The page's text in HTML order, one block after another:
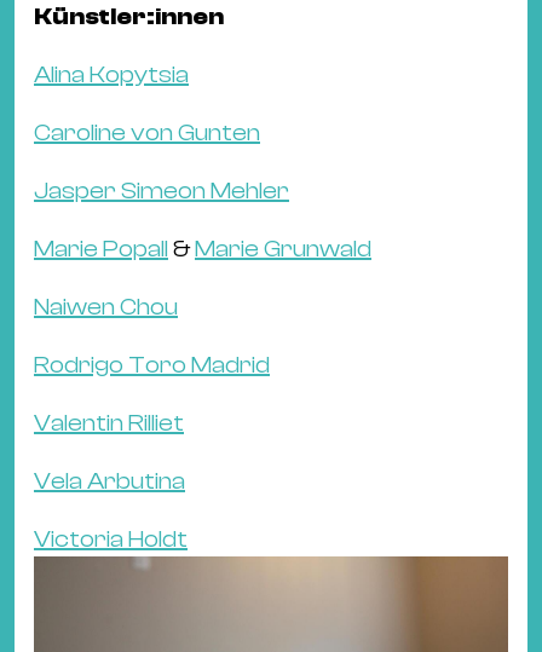
Künstler:innen
Alina Kopytsia
Caroline von Gunten
Jasper Simeon Mehler
Marie Popall &Marie Grunwald
Naiwen Chou
Rodrigo Toro Madrid
Valentin Rilliet
Vela Arbutina
Victoria Holdt